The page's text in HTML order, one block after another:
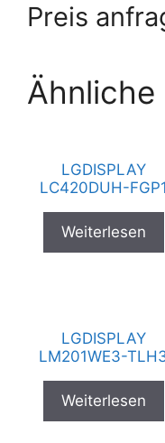
Preis
LGDISPLAY
LC420DUH-FGP1
Weiterlesen
LGDISPLAY
LM201WE3-
Weiterlesen